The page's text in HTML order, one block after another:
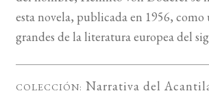
esta novela, publicada en 1956, como
grandes de la literatura europea del
COLECCIÓN: Narrativa del